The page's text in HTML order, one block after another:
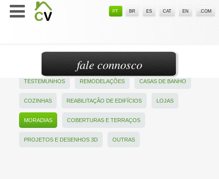
PT BR ES CAT EN .COM
TESTEMUNHOS REMODELAÇÕES CASAS DE BANHO
COZINHAS REABILITAÇÃO DE EDIFÍCIOS LOJAS
MORADIAS COBERTURAS E TERRAÇOS
PROJETOS E DESENHOS 3D OUTRAS
fale connosco